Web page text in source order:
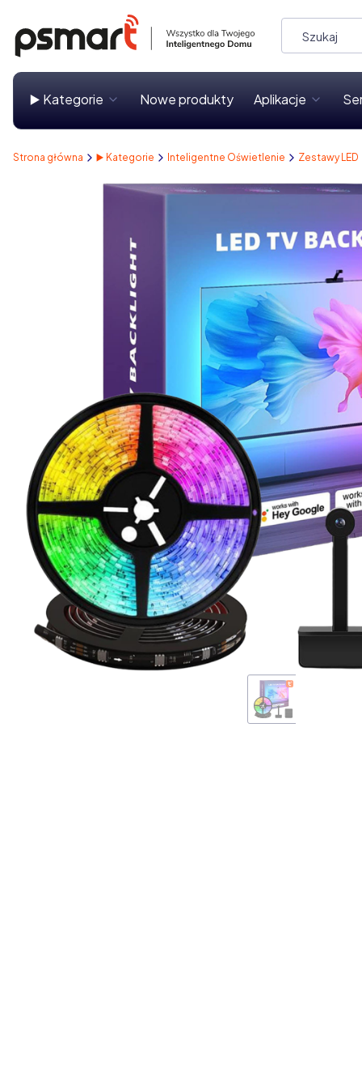
▶️ Kategorie Nowe produkty Aplikacje
Strona główna ▶️ Kategorie Inteligentne Oświetlenie Zestawy LED